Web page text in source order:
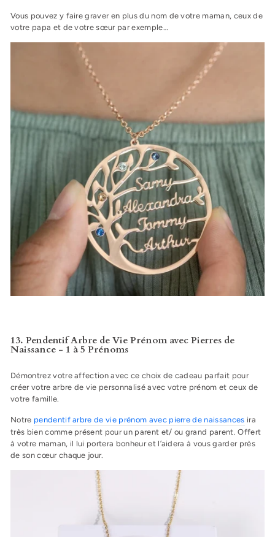
Vous pouvez y faire graver en plus du nom de votre maman, ceux de
votre papa et de votre sœur par exemple…
13. Pendentif Arbre de Vie Prénom avec Pierres de
Naissance - 1 à 5 Prénoms
Démontrez votre affection avec ce choix de cadeau parfait pour
créer votre arbre de vie personnalisé avec votre prénom et ceux de
votre famille.
Notre pendentif arbre de vie prénom avec pierre de naissances ira
très bien comme présent pour un parent et/ ou grand parent. Offert
à votre maman, il lui portera bonheur et l’aidera à vous garder près
de son cœur chaque jour.